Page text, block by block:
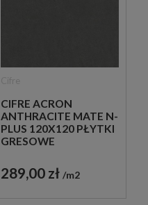
CIFRE ACRON
ANTHRACITE MATE N-
PLUS 120X120 PŁYTKI
GRESOWE
289,00 zł m2